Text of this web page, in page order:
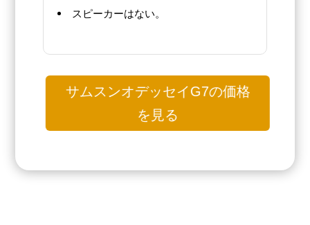
スピーカーはない。
サムスンオデッセイG7の価格
を見る